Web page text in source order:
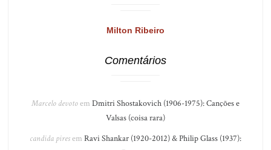
Milton Ribeiro
Comentários
Marcelo devotoem Dmitri Shostakovich (1906-1975): Canções e
Valsas (coisa rara)
candida piresem Ravi Shankar (1920-2012) & Philip Glass (1937):